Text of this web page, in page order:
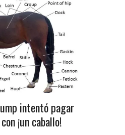
intentó pagar
¡un caballo!